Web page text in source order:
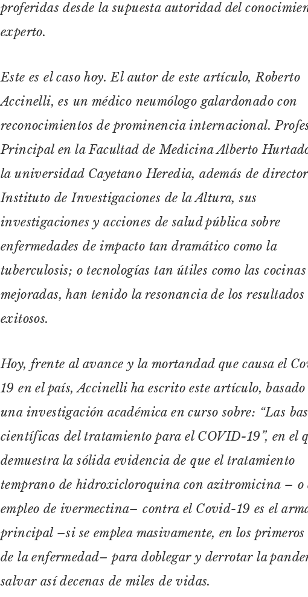
proferidas desde la supuesta autoridad del
experto.
Este es el caso hoy. El autor de este artículo, Roberto
Accinelli, es un médico neumólogo galardonado con
reconocimientos de prominencia internacional.
Principal en la Facultad de Medicina Alberto
la universidad Cayetano Heredia, además de
Instituto de Investigaciones de la Altura, sus
investigaciones y acciones de salud pública sobre
enfermedades de impacto tan dramático como la
tuberculosis; o tecnologías tan útiles como las cocinas
mejoradas, han tenido la resonancia de los resultados
exitosos.
Hoy, frente al avance y la mortandad que causa el
19 en el país, Accinelli ha escrito este artículo, basado
una investigación académica en curso sobre: “Las
científicas del tratamiento para el COVID-19”, en el
demuestra la sólida evidencia de que el tratamiento
temprano de hidroxicloroquina con azitromicina – o
empleo de ivermectina– contra el Covid-19 es el
principal –si se emplea masivamente, en los
de la enfermedad– para doblegar y derrotar la
salvar así decenas de miles de vidas.